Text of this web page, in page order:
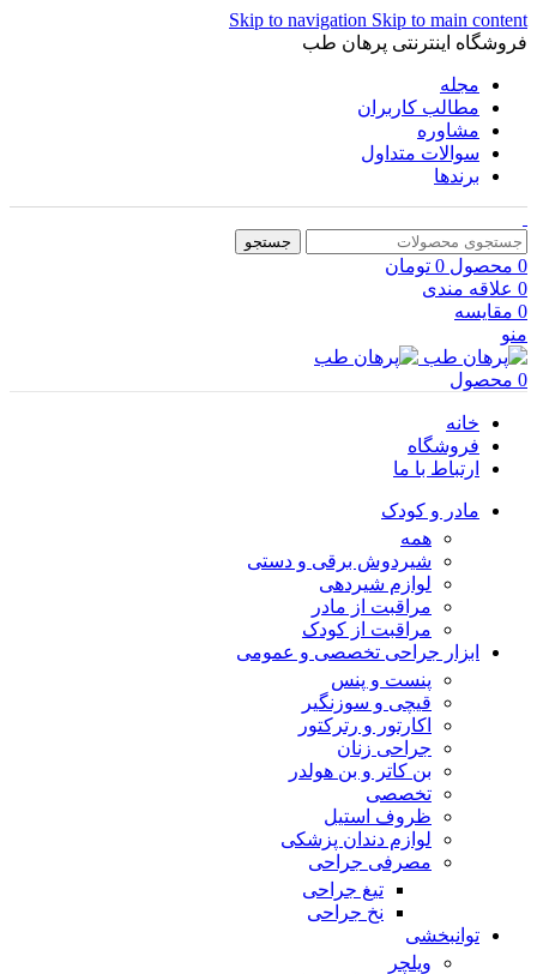
Skip to navigation Skip to main content
فروشگاه اینترنتی پرهان طب
مجله
مطالب کاربران
مشاوره
سوالات متداول
برندها
جستجو
0 محصول 0 تومان
0 علاقه مندی
0 مقایسه
منو
0 محصول
خانه
فروشگاه
ارتباط با ما
مادر و کودک
همه
شیردوش برقی و دستی
لوازم شیردهی
مراقبت از مادر
مراقبت از کودک
ابزار جراحی تخصصی و عمومی
پنست و پنس
قیچی و سوزنگیر
اکارتور و رترکتور
جراحی زنان
بن کاتر و بن هولدر
تخصصی
ظروف استیل
لوازم دندان پزشکی
مصرفی جراحی
تیغ جراحی
نخ جراحی
توانبخشی
ویلچر